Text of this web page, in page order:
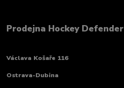
Prodejna Hockey Defender
Václava Košaře 116
Ostrava-Dubina